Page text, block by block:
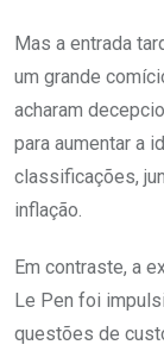
Mas a entrada
um grande
acharam
para aumentar a
classificações,
inflação.
Em contraste, a
Le Pen foi
questões de